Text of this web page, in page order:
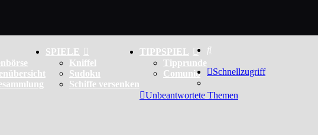
SPIELE
Kniffel
Sudoku
Schiffe versenken
TIPPSPIEL
Tipprunde
Comunio
Schnellzugriff
Unbeantwortete Themen